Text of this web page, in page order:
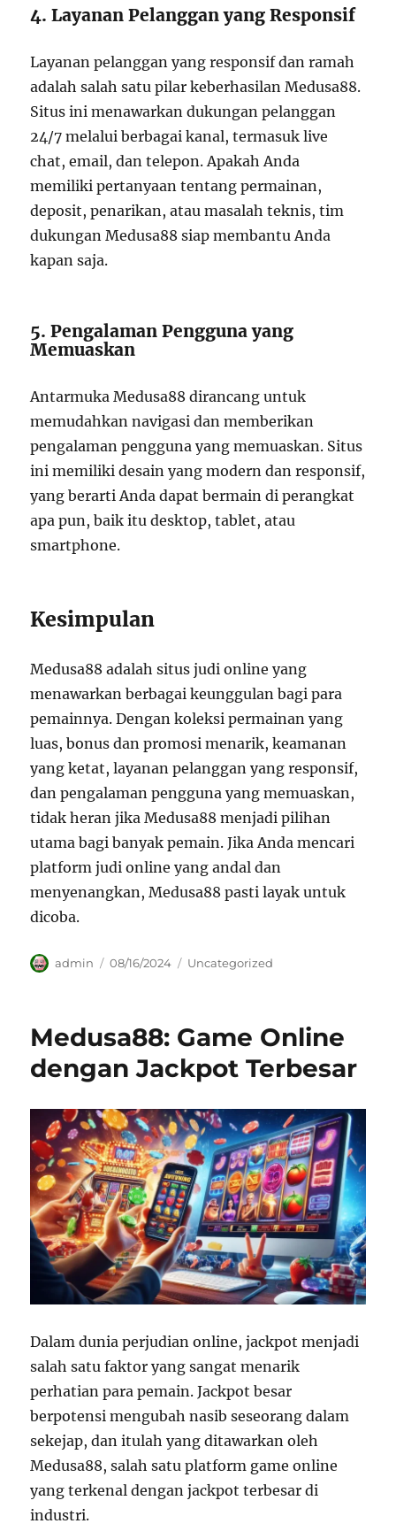
4. Layanan Pelanggan yang Responsif
Layanan pelanggan yang responsif dan ramah
adalah salah satu pilar keberhasilan Medusa88.
Situs ini menawarkan dukungan pelanggan
24/7 melalui berbagai kanal, termasuk live
chat, email, dan telepon. Apakah Anda
memiliki pertanyaan tentang permainan,
deposit, penarikan, atau masalah teknis, tim
dukungan Medusa88 siap membantu Anda
kapan saja.
5. Pengalaman Pengguna yang
Memuaskan
Antarmuka Medusa88 dirancang untuk
memudahkan navigasi dan memberikan
pengalaman pengguna yang memuaskan. Situs
ini memiliki desain yang modern dan responsif,
yang berarti Anda dapat bermain di perangkat
apa pun, baik itu desktop, tablet, atau
smartphone.
Kesimpulan
Medusa88 adalah situs judi online yang
menawarkan berbagai keunggulan bagi para
pemainnya. Dengan koleksi permainan yang
luas, bonus dan promosi menarik, keamanan
yang ketat, layanan pelanggan yang responsif,
dan pengalaman pengguna yang memuaskan,
tidak heran jika Medusa88 menjadi pilihan
utama bagi banyak pemain. Jika Anda mencari
platform judi online yang andal dan
menyenangkan, Medusa88 pasti layak untuk
dicoba.
Author
admin
Posted
08/16/2024 Categories
Uncategorized
Medusa88: Game Online
dengan Jackpot Terbesar
Dalam dunia perjudian online, jackpot menjadi
salah satu faktor yang sangat menarik
perhatian para pemain. Jackpot besar
berpotensi mengubah nasib seseorang dalam
sekejap, dan itulah yang ditawarkan oleh
Medusa88, salah satu platform game online
yang terkenal dengan jackpot terbesar di
industri.